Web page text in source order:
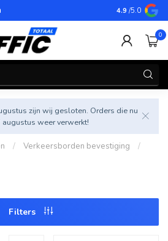
Betrouwbare
4.9 /5.0
0
zijn wij gesloten. Orders die nu
weer verwerkt!
/ Verkeersborden bevestiging
/
Filters